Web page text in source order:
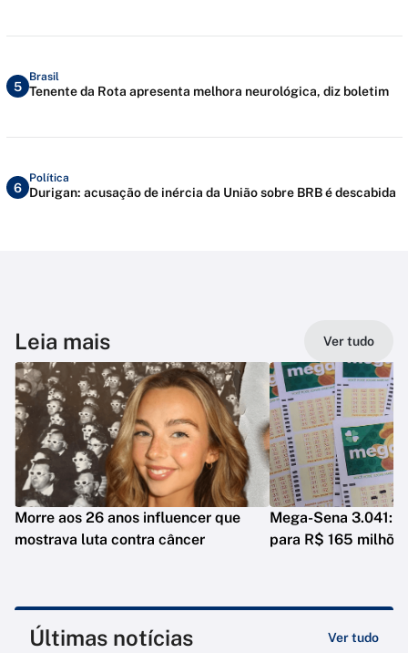
5
Brasil
Tenente da Rota apresenta melhora neurológica, diz boletim
6
Política
Durigan: acusação de inércia da União sobre BRB é descabida
Leia mais Ver tudo
Morre aos 26 anos influencer que
mostrava luta contra câncer
Mega-Sena 3.041:
para R$ 165
Últimas notícias Ver tudo